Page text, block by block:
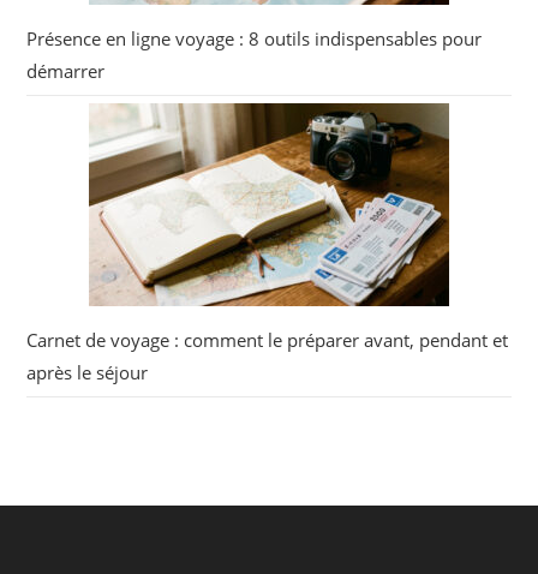
Présence en ligne voyage : 8 outils indispensables pour
démarrer
Carnet de voyage : comment le préparer avant, pendant et
après le séjour